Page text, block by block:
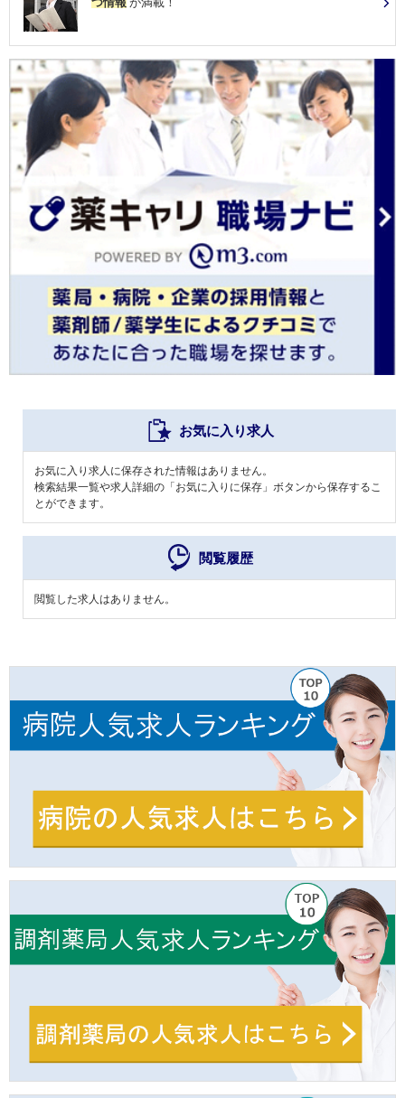
お気に入り求人
お気に入り求人に保存された情報はありません。
検索結果一覧や求人詳細の「お気に入りに保存」ボタンから保存するこ
とができます。
閲覧履歴
閲覧した求人はありません。